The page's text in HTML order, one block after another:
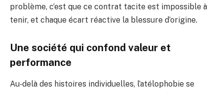
problème, c’est que ce contrat tacite est impossible à
tenir, et chaque écart réactive la blessure d’origine.
Une société qui confond valeur et
performance
Au‑delà des histoires individuelles, l’atélophobie se